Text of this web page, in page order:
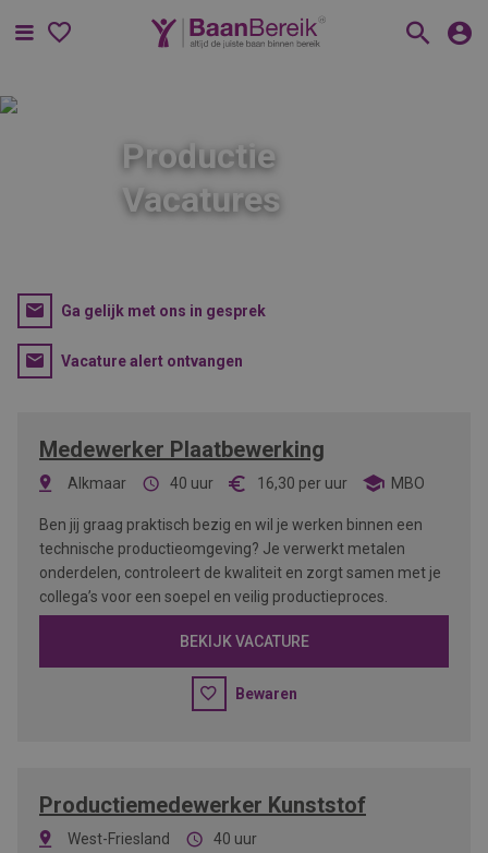
Menu
Productie
Vacatures
Ga gelijk met ons in gesprek
Vacature alert ontvangen
Medewerker Plaatbewerking
Alkmaar 40 uur 16,30 per uur MBO
Ben jij graag praktisch bezig en wil je werken binnen een
technische productieomgeving? Je verwerkt metalen
onderdelen, controleert de kwaliteit en zorgt samen met je
collega’s voor een soepel en veilig productieproces.
BEKIJK VACATURE
Bewaren
Productiemedewerker Kunststof
West-Friesland
40 uur